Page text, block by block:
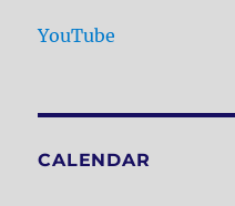
YouTube
CALENDAR